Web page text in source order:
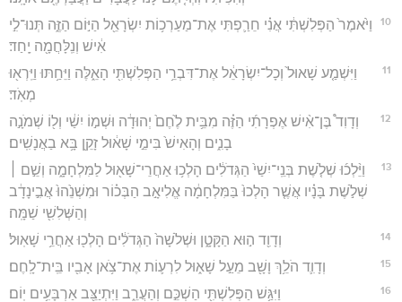
10
וַיֹּ֙אמֶר֙ הַפְּלִשְׁתִּ֔י אֲנִ֗י חֵרַ֛פְתִּי אֶת־מַעַרְכ֥וֹת יִשְׂרָאֵ֖ל הַיּ֣וֹם הַזֶּ֑ה תְּנוּ־לִ֣י
אִ֔ישׁ וְנִֽלָּחֲמָ֖ה יָֽחַד׃
11
וַיִּשְׁמַ֤ע שָׁאוּל֙ וְכָל־יִשְׂרָאֵ֔ל אֶת־דִּבְרֵ֥י הַפְּלִשְׁתִּ֖י הָאֵ֑לֶּה וַיֵּחַ֥תּוּ וַיִּֽרְא֖וּ
מְאֹֽד׃
12
וְדָוִד֩ בֶּן־אִ֨ישׁ אֶפְרָתִ֜י הַזֶּ֗ה מִבֵּ֥ית לֶ֙חֶם֙ יְהוּדָ֔ה וּשְׁמ֣וֹ יִשַׁ֔י וְל֖וֹ שְׁמֹנָ֣ה
בָנִ֑ים וְהָאִישׁ֙ בִּימֵ֣י שָׁא֔וּל זָקֵ֖ן בָּ֥א בַאֲנָשִֽׁים׃
13
וַיֵּ֨לְכ֜וּ שְׁלֹ֤שֶׁת בְּנֵֽי־יִשַׁי֙ הַגְּדֹלִ֔ים הָלְכ֥וּ אַחֲרֵי־שָׁא֖וּל לַמִּלְחָמָ֑ה וְשֵׁ֣ם ׀
שְׁלֹ֣שֶׁת בָּנָ֗יו אֲשֶׁ֤ר הָלְכוּ֙ בַּמִּלְחָמָ֔ה אֱלִיאָ֣ב הַבְּכ֗וֹר וּמִשְׁנֵ֙הוּ֙ אֲבִ֣ינָדָ֔ב
וְהַשְּׁלִשִׁ֖י שַׁמָּֽה׃
14 וְדָוִ֖ד ה֣וּא הַקָּטָ֑ן וּשְׁלֹשָׁה֙ הַגְּדֹלִ֔ים הָלְכ֖וּ אַחֲרֵ֥י שָׁאֽוּל׃
15 וְדָוִ֛ד הֹלֵ֥ךְ וָשָׁ֖ב מֵעַ֣ל שָׁא֑וּל לִרְע֛וֹת אֶת־צֹ֥אן אָבִ֖יו בֵּֽית־לָֽחֶם׃
16 וַיִּגַּ֥שׁ הַפְּלִשְׁתִּ֖י הַשְׁכֵּ֣ם וְהַעֲרֵ֑ב וַיִּתְיַצֵּ֖ב אַרְבָּעִ֥ים יֽוֹם׃